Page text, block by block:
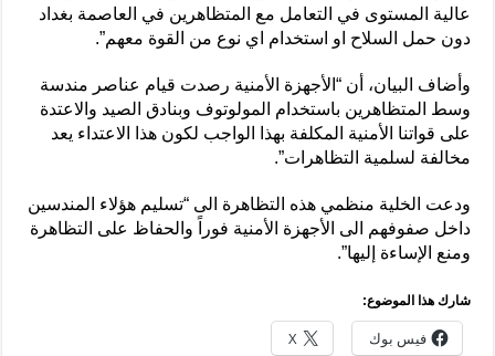
عالية المستوى في التعامل مع المتظاهرين في العاصمة بغداد
دون حمل السلاح او استخدام اي نوع من القوة معهم”.
وأضاف البيان، أن “الأجهزة الأمنية رصدت قيام عناصر مندسة
وسط المتظاهرين باستخدام المولوتوف وبنادق الصيد والاعتدة
على قواتنا الأمنية المكلفة بهذا الواجب لكون هذا الاعتداء يعد
مخالفة لسلمية التظاهرات”.
ودعت الخلية منظمي هذه التظاهرة الى “تسليم هؤلاء المندسين
داخل صفوفهم الى الأجهزة الأمنية فوراً والحفاظ على التظاهرة
ومنع الإساءة إليها”.
شارك هذا الموضوع:
فيس بوك X